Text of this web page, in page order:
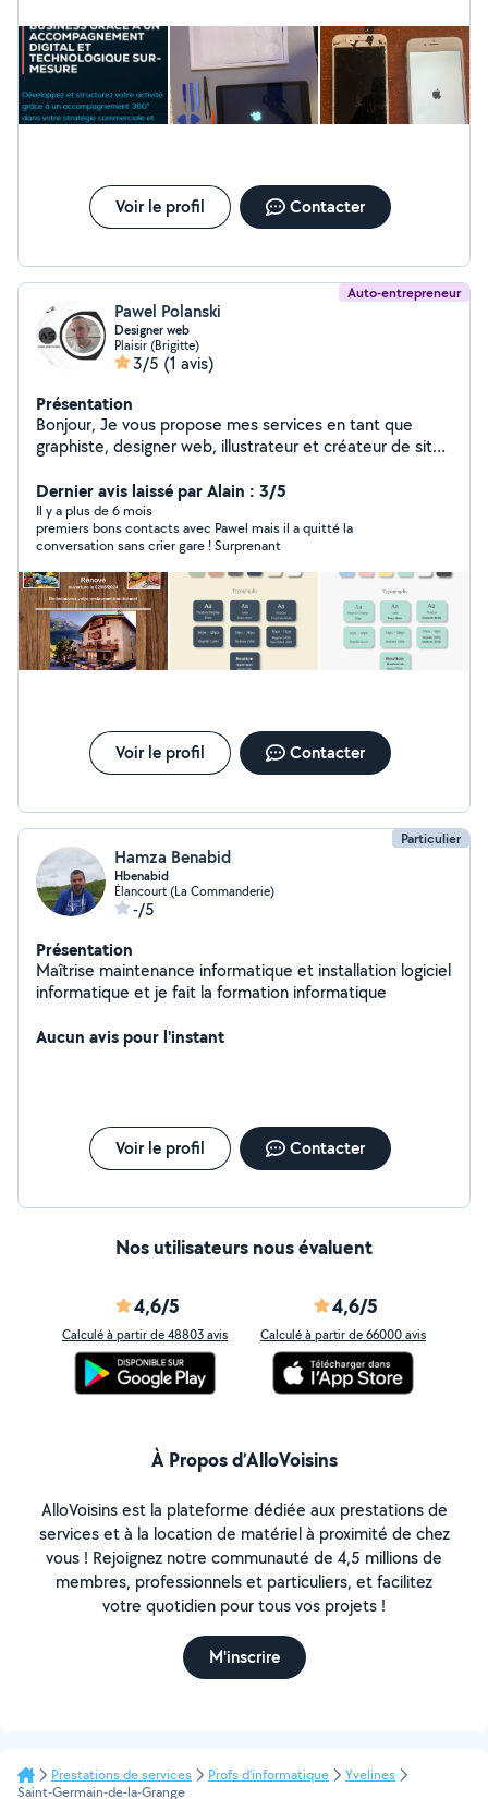
marketing, couplé à de la formations IT Un problème?
Une idée ! Mon objectif, accompagner tous les projets
ambitieux et humains grâce à un accompagnement
digital et technologique sur mesure !
Voir le profil Contacter
Auto-entrepreneur
Pawel Polanski
Designer web
Plaisir (Brigitte)
3/5 (1 avis)
Présentation
Bonjour, Je vous propose mes services en tant que
graphiste, designer web, illustrateur et créateur de sites
une valeur ajoutée à vos projets. Mes compétences :
Design graphique : Logos, identité visuelle, supports de
communication. Design web : Sites web responsives,
UI/UX design. Illustration : Illustrations vectorielles,
dessins digitaux. Création de sites web :
Développement de sites personnalisés et optimisés.
Pourquoi me choisir ? Créativité : Idées innovantes pour
vos projets. Polyvalence : Adaptabilité à différents styles
et besoins. Professionnalisme : Respect des délais et
Merci de votre attention. Bien cordialement, Pawel
WebArt
Dernier avis laissé par Alain : 3/5
Il y a plus de 6 mois
premiers bons contacts avec Pawel mais il a quitté la
conversation sans crier gare ! Surprenant
Voir le profil Contacter
Particulier
Hamza Benabid
Hbenabid
Élancourt (La Commanderie)
-/5
Présentation
Maîtrise maintenance informatique et installation logiciel
informatique et je fait la formation informatique
Aucun avis pour l'instant
Voir le profil Contacter
Nos utilisateurs nous évaluent
4,6/5
Calculé à partir de 48803 avis
4,6/5
Calculé à partir de 66000 avis
À Propos d’AlloVoisins
AlloVoisins est la plateforme dédiée aux prestations de
services et à la location de matériel à proximité de chez
vous ! Rejoignez notre communauté de 4,5 millions de
membres, professionnels et particuliers, et facilitez
votre quotidien pour tous vos projets !
M'inscrire
Prestations de services Profs d'informatique
Yvelines
Saint-Germain-de-la-Grange